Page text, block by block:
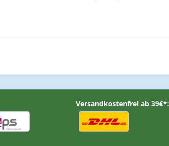
Versandkostenfrei ab 39€*: